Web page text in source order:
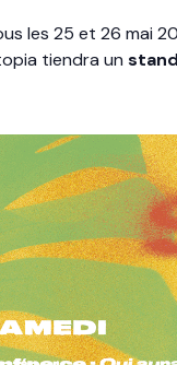
les 25 et 26 mai
tiendra un